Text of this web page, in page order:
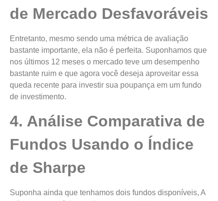
de Mercado Desfavoráveis
Entretanto, mesmo sendo uma métrica de avaliação
bastante importante, ela não é perfeita. Suponhamos que
nos últimos 12 meses o mercado teve um desempenho
bastante ruim e que agora você deseja aproveitar essa
queda recente para investir sua poupança em um fundo
de investimento.
4. Análise Comparativa de
Fundos Usando o Índice
de Sharpe
Suponha ainda que tenhamos dois fundos disponíveis, A